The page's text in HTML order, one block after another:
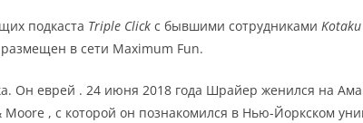
подкаста Triple Click с бывшими сотрудниками Kotaku
в сети Maximum Fun.
Он еврей . 24 июня 2018 года Шрайер женился на
Moore , с которой он познакомился в Нью-Йоркском